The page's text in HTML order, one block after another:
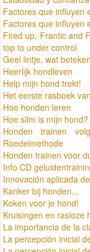
Factores que influyen
Factores que influyen
Fired up, Frantic and
top to under control
Geel lintje, wat
Heerlijk hondleven
Help mijn hond trekt!
Het eerste rasboek
Hoe honden leren
Hoe slim is mijn hond?
Honden trainen
Roedelmethode
Honden trainen voor
Info CD
Innovación aplicada
Kanker bij honden...
Koken voor je hond!
Kruisingen en rasloze
La importancia de la
La percepción inicial